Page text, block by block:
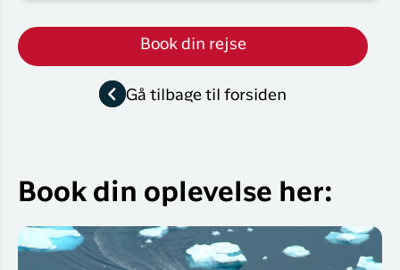
Gå tilbage til forsiden
Book din rejse
Book din oplevelse her: